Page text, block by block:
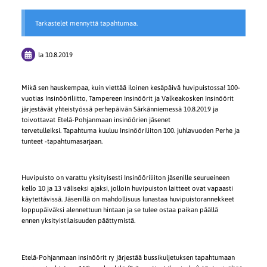
Tarkastelet mennyttä tapahtumaa.
la 10.8.2019
Mikä sen hauskempaa, kuin viettää iloinen kesäpäivä huvipuistossa! 100-
vuotias Insinööriliitto, Tampereen Insinöörit ja Valkeakosken Insinöörit
järjestävät yhteistyössä perhepäivän Särkänniemessä 10.8.2019 ja
toivottavat Etelä-Pohjanmaan insinöörien jäsenet
tervetulleiksi. Tapahtuma kuuluu Insinööriliiton 100. juhlavuoden Perhe ja
tunteet -tapahtumasarjaan.
Huvipuisto on varattu yksityisesti Insinööriliiton jäsenille seurueineen
kello 10 ja 13 väliseksi ajaksi, jolloin huvipuiston laitteet ovat vapaasti
käytettävissä. Jäsenillä on mahdollisuus lunastaa huvipuistorannekkeet
loppupäiväksi alennettuun hintaan ja se tulee ostaa paikan päällä
ennen yksityistilaisuuden päättymistä.
Etelä-Pohjanmaan insinöörit ry järjestää bussikuljetuksen tapahtumaan